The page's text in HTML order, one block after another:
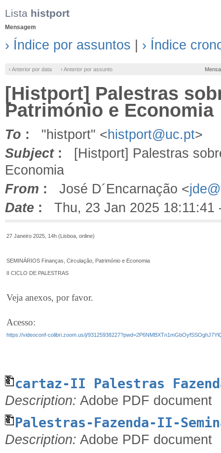
Lista histport
Mensagem
› Índice por assuntos › Índice
‹ Anterior por data ‹ Anterior por assunto
[Histport] Palestras
Património e Economia
To : "histport" <histport@uc.pt>
Subject: [Histport] Palestras
Economia
From : José D´Encarnação <
Date : Thu, 23 Jan 2025 18:11:41
27 Janeiro 2025, 14h (Lisboa, online)
SEMINÁRIOS Finanças, Circulação, Património e Economia
II CICLO DE PALESTRAS
Veja anexos, por favor.
Acesso:
https://videoconf-colibri.zoom.us/j/
cartaz-II Palestras
Description: Adobe PDF document
Palestras-Fazenda-II-
Description: Adobe PDF document